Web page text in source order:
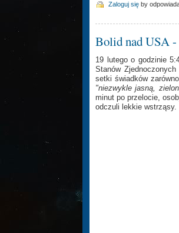
Zaloguj się by
Bolid nad USA -
19 lutego o godzinie
Stanów
setki świadków
"niezwykle jasną,
minut po przelocie,
odczuli lekkie wstrząsy.